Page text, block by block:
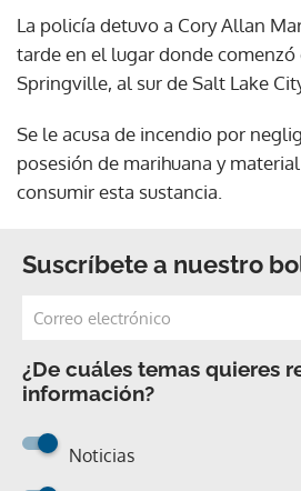
La policía detuvo a Cory Allan
tarde en el lugar donde comenzó
Springville, al sur de Salt Lake
Se le acusa de incendio por
posesión de marihuana y
consumir esta sustancia.
Suscríbete a nuestro
¿De cuáles temas quieres
información?
Noticias